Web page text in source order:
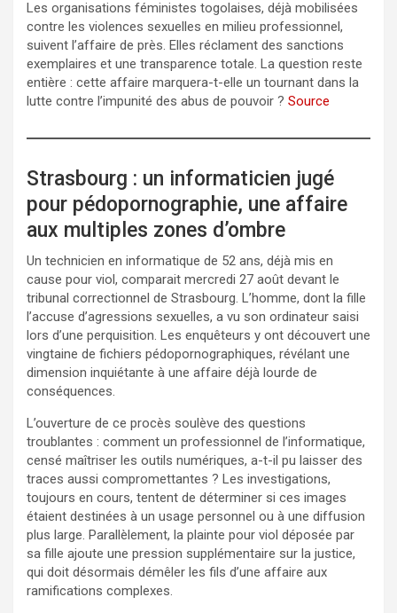
Les organisations féministes togolaises, déjà mobilisées
contre les violences sexuelles en milieu professionnel,
suivent l’affaire de près. Elles réclament des sanctions
exemplaires et une transparence totale. La question reste
entière : cette affaire marquera-t-elle un tournant dans la
lutte contre l’impunité des abus de pouvoir ? Source
Strasbourg : un informaticien jugé
pour pédopornographie, une affaire
aux multiples zones d’ombre
Un technicien en informatique de 52 ans, déjà mis en
cause pour viol, comparait mercredi 27 août devant le
tribunal correctionnel de Strasbourg. L’homme, dont la fille
l’accuse d’agressions sexuelles, a vu son ordinateur saisi
lors d’une perquisition. Les enquêteurs y ont découvert une
vingtaine de fichiers pédopornographiques, révélant une
dimension inquiétante à une affaire déjà lourde de
conséquences.
L’ouverture de ce procès soulève des questions
troublantes : comment un professionnel de l’informatique,
censé maîtriser les outils numériques, a-t-il pu laisser des
traces aussi compromettantes ? Les investigations,
toujours en cours, tentent de déterminer si ces images
étaient destinées à un usage personnel ou à une diffusion
plus large. Parallèlement, la plainte pour viol déposée par
sa fille ajoute une pression supplémentaire sur la justice,
qui doit désormais démêler les fils d’une affaire aux
ramifications complexes.